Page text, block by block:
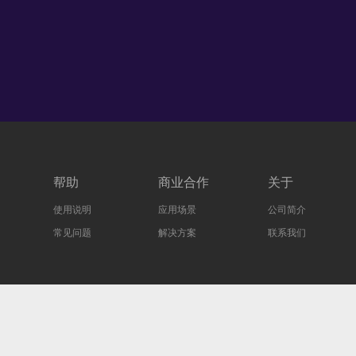
帮助
使用说明
常见问题
商业合作
应用场景
解决方案
关于
公司简介
联系我们